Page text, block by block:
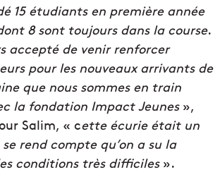
15 étudiants en première année
8 sont toujours dans la course.
accepté de venir renforcer
pour les nouveaux arrivants de
que nous sommes en train
la fondation Impact Jeunes»,
Salim, « cette écurie était un
rend compte qu’on a su la
conditions très difficiles».